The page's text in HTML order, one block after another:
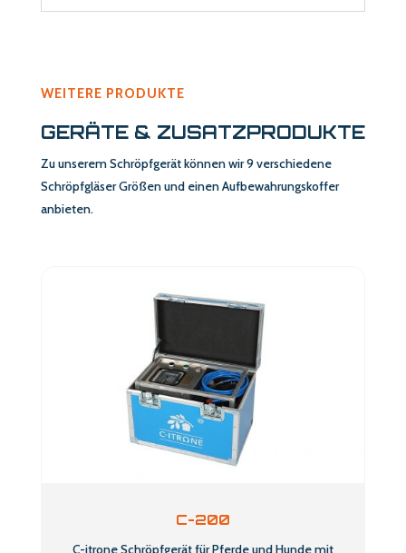
WEITERE PRODUKTE
GERÄTE & ZUSATZPRODUKTE
Zu unserem Schröpfgerät können wir 9 verschiedene
Schröpfgläser Größen und einen Aufbewahrungskoffer
anbieten.
C-200
C-itrone Schröpfgerät für Pferde und Hunde mit